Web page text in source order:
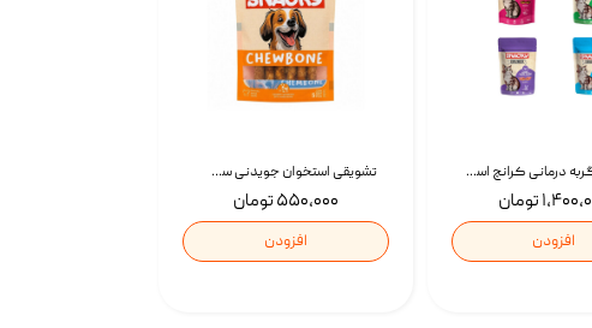
تشویقی استخوان جویدنی سگ اسنکی کرانچی با طعم مرغ Snacky Crunchy Munchy وزن 100 گرم
۵۵۰,۰۰۰ تومان
افزودن
تشویقی گربه درمانی کرانچ اسنکی با طعم میکس Snacky Crunch Cat Treats وزن 60 گرم بسته 4 عددی
تومان
افزودن